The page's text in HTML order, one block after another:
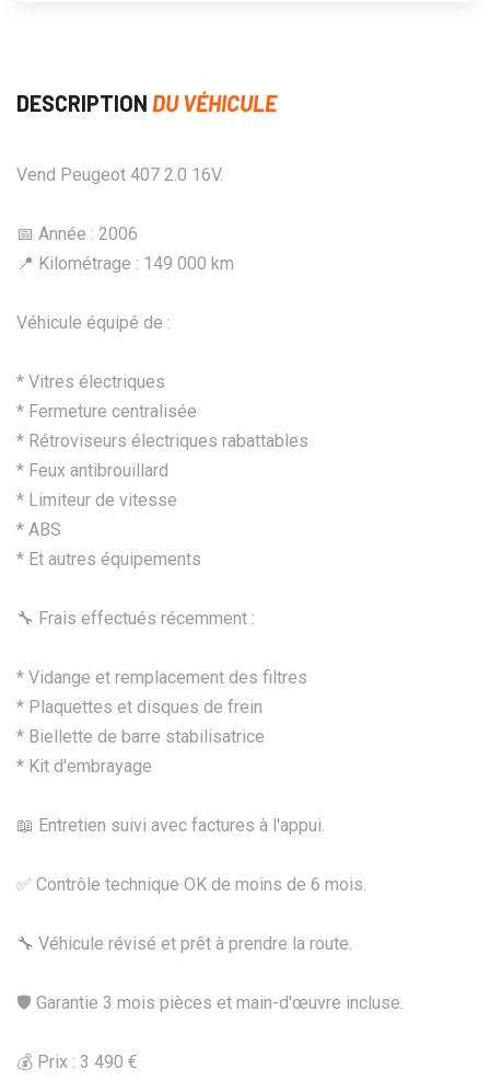
DESCRIPTION DU VÉHICULE
Vend Peugeot 407 2.0 16V.
📅 Année : 2006
📍 Kilométrage : 149 000 km
Véhicule équipé de :
* Vitres électriques
* Fermeture centralisée
* Rétroviseurs électriques rabattables
* Feux antibrouillard
* Limiteur de vitesse
* ABS
* Et autres équipements
🔧 Frais effectués récemment :
* Vidange et remplacement des filtres
* Plaquettes et disques de frein
* Biellette de barre stabilisatrice
* Kit d'embrayage
📖 Entretien suivi avec factures à l'appui.
✅ Contrôle technique OK de moins de 6 mois.
🔧 Véhicule révisé et prêt à prendre la route.
🛡️ Garantie 3 mois pièces et main-d'œuvre incluse.
💰 Prix : 3 490 €